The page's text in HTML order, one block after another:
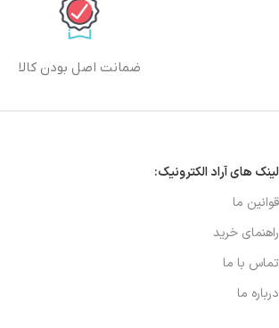
ضمانت اصل بودن کالا
لینک های آراد الکترونیک:
قوانین ما
راهنمای خرید
تماس با ما
درباره ما